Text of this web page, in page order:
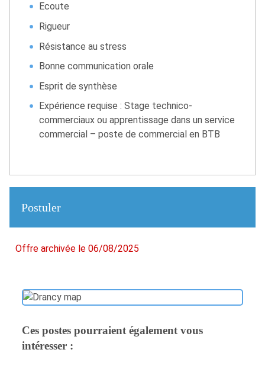
Ecoute
Rigueur
Résistance au stress
Bonne communication orale
Esprit de synthèse
Expérience requise : Stage technico-
commerciaux ou apprentissage dans un service
commercial – poste de commercial en BTB
Postuler
Offre archivée le 06/08/2025
Ces postes pourraient également vous
intéresser :